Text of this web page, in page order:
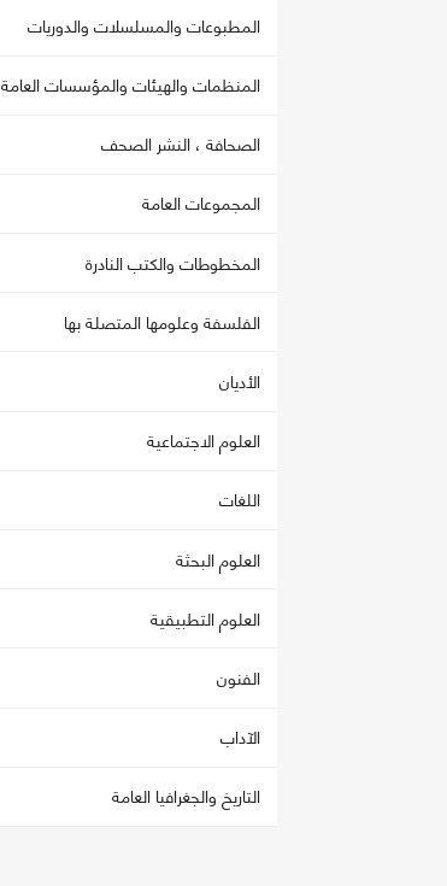
المطبوعات والمسلسلات والدوريات
المنظمات والهيئات والمؤسسات العامة
الصحافة ، النشر الصحف
المجموعات العامة
المخطوطات والكتب النادرة
الفلسفة وعلومها المتصلة بها
الأديان
العلوم الاجتماعية
اللغات
العلوم البحثة
العلوم التطبيقية
الفنون
الآداب
التاريخ والجغرافيا العامة